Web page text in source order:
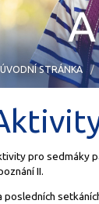
ÚVODNÍ STRÁNKA
pro sedmáky
II.
posledních